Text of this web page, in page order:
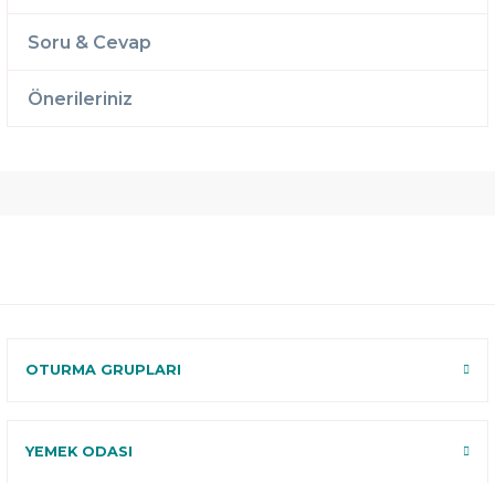
Soru & Cevap
Önerileriniz
OTURMA GRUPLARI
YEMEK ODASI